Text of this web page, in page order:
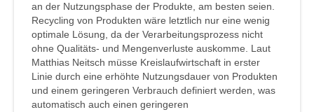
an der Nutzungsphase der Produkte, am besten seien.
Recycling von Produkten wäre letztlich nur eine wenig
optimale Lösung, da der Verarbeitungsprozess nicht
ohne Qualitäts- und Mengenverluste auskomme. Laut
Matthias Neitsch müsse Kreislaufwirtschaft in erster
Linie durch eine erhöhte Nutzungsdauer von Produkten
und einem geringeren Verbrauch definiert werden, was
automatisch auch einen geringeren